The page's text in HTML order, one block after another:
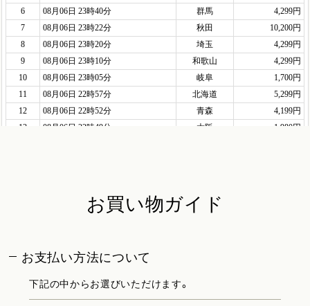
お買い物ガイド
お支払い方法について
下記の中からお選びいただけます。